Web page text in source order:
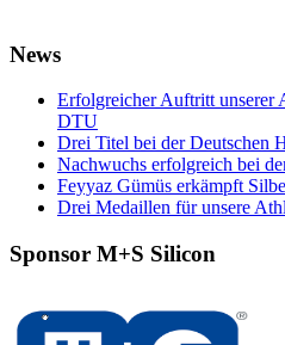
News
Erfolgreicher Auftritt unserer
DTU
Drei Titel bei der Deutschen
Nachwuchs erfolgreich bei
Feyyaz Gümüs erkämpft
Drei Medaillen für unsere
Sponsor M+S Silicon